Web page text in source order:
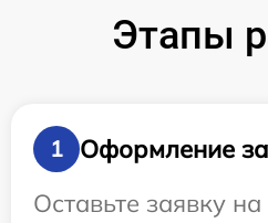
Этапы
1
Оформление
Оставьте заявку на